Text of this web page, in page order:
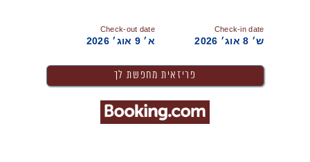
Check-in date
ש׳ 8 אוג׳ 2026
Check-out date
א׳ 9 אוג׳ 2026